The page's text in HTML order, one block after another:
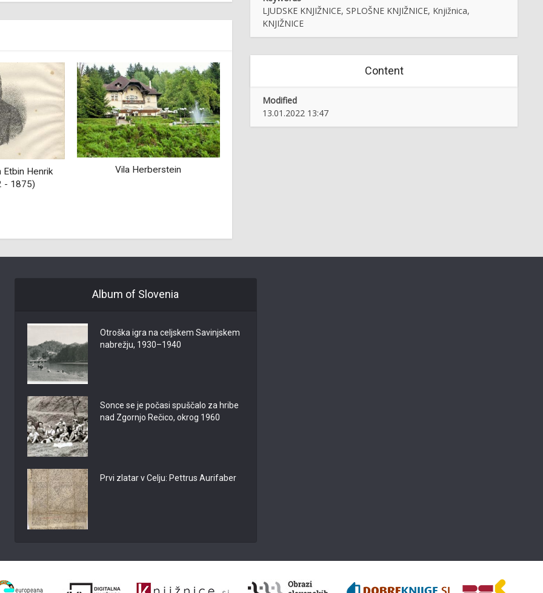
Predmeti naših prednikov -
LJUDSKE KNJIŽNICE, SPLOŠNE KNJIŽNICE, Knjižnica,
KNJIŽNICE
Content
Modified
13.01.2022 13:47
Album of Slovenia
Otroška igra na celjskem Savinjskem
nabrežju, 1930–1940
Sonce se je počasi spuščalo za hribe
nad Zgornjo Rečico, okrog 1960
Prvi zlatar v Celju: Pettrus Aurifaber